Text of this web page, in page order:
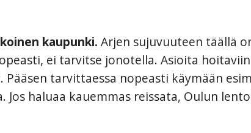
kaupunki. Arjen sujuvuuteen täällä
ei tarvitse jonotella. Asioita
Pääsen tarvittaessa nopeasti käymään
Jos haluaa kauemmas reissata, Oulun